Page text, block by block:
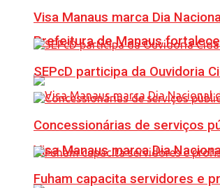
Prefeitura de Manaus
Visa Manaus marca Dia
Visa Manaus marca Dia
SEPcD participa da Ouvidoria
Concessionárias de serviços
Fuham capacita servidores e